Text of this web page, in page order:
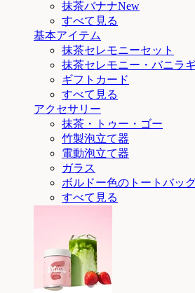
抹茶バナナNew
すべて見る
基本アイテム
抹茶セレモニーセット
抹茶セレモニー ・バニラ
ギフトカード
すべて見る
アクセサリー
抹茶・トゥー・ゴー
竹製泡立て器
電動泡立て器
ガラス
ボルドー色のトートバッ
すべて見る